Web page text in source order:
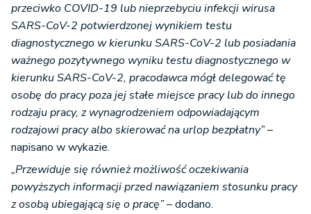
przeciwko COVID-19 lub nieprzebyciu infekcji wirusa
SARS-CoV-2 potwierdzonej wynikiem testu
diagnostycznego w kierunku SARS-CoV-2 lub posiadania
ważnego pozytywnego wyniku testu diagnostycznego w
kierunku SARS-CoV-2, pracodawca mógł delegować tę
osobę do pracy poza jej stałe miejsce pracy lub do innego
rodzaju pracy, z wynagrodzeniem odpowiadającym
rodzajowi pracy albo skierować na urlop bezpłatny”–
napisano w wykazie.
„Przewiduje się również możliwość oczekiwania
powyższych informacji przed nawiązaniem stosunku pracy
z osobą ubiegającą się o pracę”– dodano.